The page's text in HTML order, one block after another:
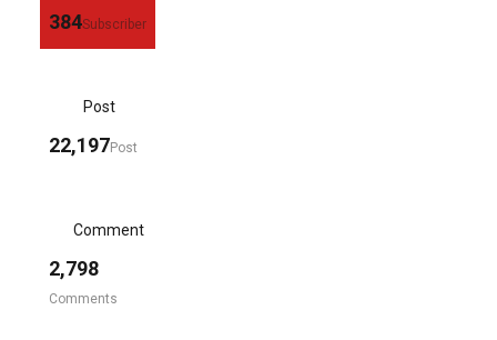
384Subscriber
Post
22,197Post
Comment
2,798
Comments